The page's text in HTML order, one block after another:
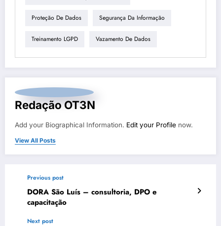
Proteção De Dados Segurança Da Informação
Treinamento LGPD Vazamento De Dados
Redação OT3N
Add your Biographical Information. Edit your Profile now.
View All Posts
Previous post
DORA São Luís – consultoria, DPO e
capacitação
Next post